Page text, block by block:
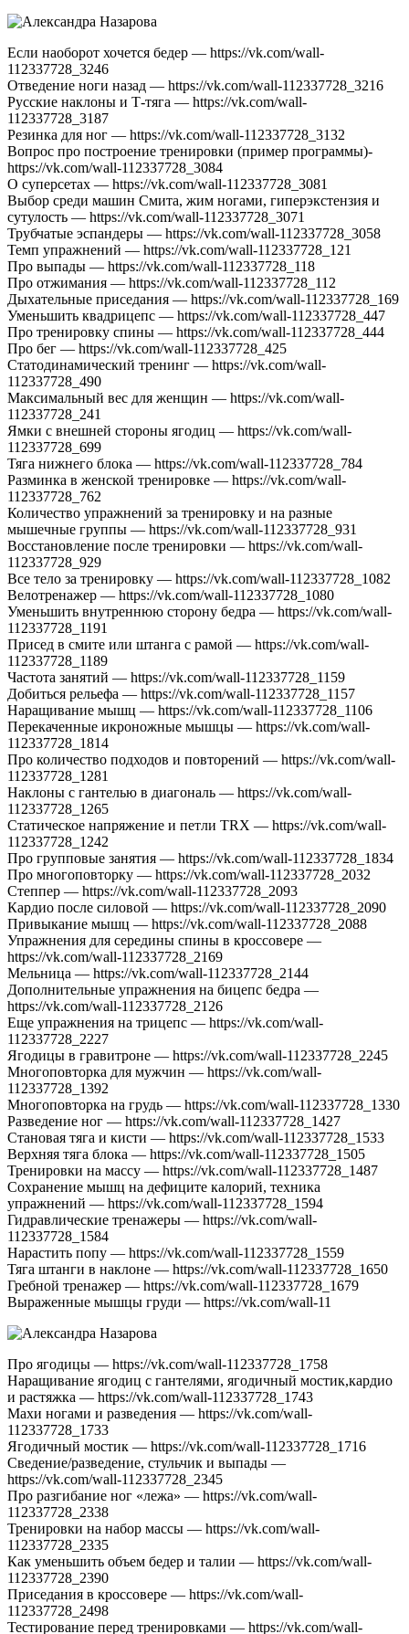
Если наоборот хочется бедер — https://vk.com/wall-
112337728_3246
Отведение ноги назад — https://vk.com/wall-112337728_3216
Русские наклоны и Т-тяга — https://vk.com/wall-
112337728_3187
Резинка для ног — https://vk.com/wall-112337728_3132
Вопрос про построение тренировки (пример программы)-
https://vk.com/wall-112337728_3084
О суперсетах — https://vk.com/wall-112337728_3081
Выбор среди машин Смита, жим ногами, гиперэкстензия и
сутулость — https://vk.com/wall-112337728_3071
Трубчатые эспандеры — https://vk.com/wall-112337728_3058
Темп упражнений — https://vk.com/wall-112337728_121
Про выпады — https://vk.com/wall-112337728_118
Про отжимания — https://vk.com/wall-112337728_112
Дыхательные приседания — https://vk.com/wall-112337728_169
Уменьшить квадрицепс — https://vk.com/wall-112337728_447
Про тренировку спины — https://vk.com/wall-112337728_444
Про бег — https://vk.com/wall-112337728_425
Статодинамический тренинг — https://vk.com/wall-
112337728_490
Максимальный вес для женщин — https://vk.com/wall-
112337728_241
Ямки с внешней стороны ягодиц — https://vk.com/wall-
112337728_699
Тяга нижнего блока — https://vk.com/wall-112337728_784
Разминка в женской тренировке — https://vk.com/wall-
112337728_762
Количество упражнений за тренировку и на разные
мышечные группы — https://vk.com/wall-112337728_931
Восстановление после тренировки — https://vk.com/wall-
112337728_929
Все тело за тренировку — https://vk.com/wall-112337728_1082
Велотренажер — https://vk.com/wall-112337728_1080
Уменьшить внутреннюю сторону бедра — https://vk.com/wall-
112337728_1191
Присед в смите или штанга с рамой — https://vk.com/wall-
112337728_1189
Частота занятий — https://vk.com/wall-112337728_1159
Добиться рельефа — https://vk.com/wall-112337728_1157
Наращивание мышц — https://vk.com/wall-112337728_1106
Перекаченные икроножные мышцы — https://vk.com/wall-
112337728_1814
Про количество подходов и повторений — https://vk.com/wall-
112337728_1281
Наклоны с гантелью в диагональ — https://vk.com/wall-
112337728_1265
Статическое напряжение и петли TRX — https://vk.com/wall-
112337728_1242
Про групповые занятия — https://vk.com/wall-112337728_1834
Про многоповторку — https://vk.com/wall-112337728_2032
Степпер — https://vk.com/wall-112337728_2093
Кардио после силовой — https://vk.com/wall-112337728_2090
Привыкание мышц — https://vk.com/wall-112337728_2088
Упражнения для середины спины в кроссовере —
https://vk.com/wall-112337728_2169
Мельница — https://vk.com/wall-112337728_2144
Дополнительные упражнения на бицепс бедра —
https://vk.com/wall-112337728_2126
Еще упражнения на трицепс — https://vk.com/wall-
112337728_2227
Ягодицы в гравитроне — https://vk.com/wall-112337728_2245
Многоповторка для мужчин — https://vk.com/wall-
112337728_1392
Многоповторка на грудь — https://vk.com/wall-112337728_1330
Разведение ног — https://vk.com/wall-112337728_1427
Становая тяга и кисти — https://vk.com/wall-112337728_1533
Верхняя тяга блока — https://vk.com/wall-112337728_1505
Тренировки на массу — https://vk.com/wall-112337728_1487
Сохранение мышц на дефиците калорий, техника
упражнений — https://vk.com/wall-112337728_1594
Гидравлические тренажеры — https://vk.com/wall-
112337728_1584
Нарастить попу — https://vk.com/wall-112337728_1559
Тяга штанги в наклоне — https://vk.com/wall-112337728_1650
Гребной тренажер — https://vk.com/wall-112337728_1679
Выраженные мышцы груди — https://vk.com/wall-11
Про ягодицы — https://vk.com/wall-112337728_1758
Наращивание ягодиц с гантелями, ягодичный мостик,кардио
и растяжка — https://vk.com/wall-112337728_1743
Махи ногами и разведения — https://vk.com/wall-
112337728_1733
Ягодичный мостик — https://vk.com/wall-112337728_1716
Сведение/разведение, стульчик и выпады —
https://vk.com/wall-112337728_2345
Про разгибание ног «лежа» — https://vk.com/wall-
112337728_2338
Тренировки на набор массы — https://vk.com/wall-
112337728_2335
Как уменьшить объем бедер и талии — https://vk.com/wall-
112337728_2390
Приседания в кроссовере — https://vk.com/wall-
112337728_2498
Тестирование перед тренировками — https://vk.com/wall-